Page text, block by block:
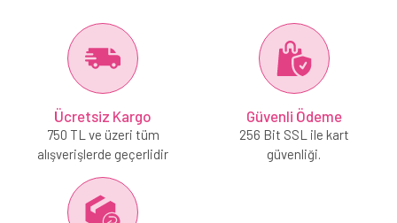
Ücretsiz Kargo
750 TL ve üzeri tüm
alışverişlerde geçerlidir
Güvenli Ödeme
256 Bit SSL ile kart
güvenliği.